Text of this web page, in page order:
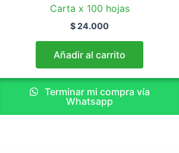
Carta x 100 hojas
$24.000
Añadir al carrito
Terminar mi compra vía
Whatsapp